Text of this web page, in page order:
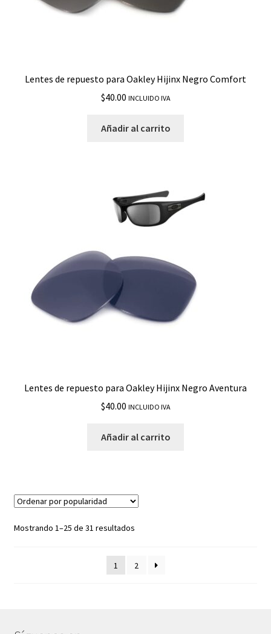
Lentes de repuesto para Oakley Hijinx Negro Comfort
$40.00 INCLUIDO IVA
Añadir al carrito
Lentes de repuesto para Oakley Hijinx Negro Aventura
$40.00 INCLUIDO IVA
Añadir al carrito
Mostrando 1–25 de 31 resultados
1 2